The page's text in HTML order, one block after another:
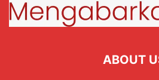
ABOUT